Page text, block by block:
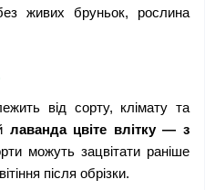
без живих бруньок, рослина
від сорту, клімату та
лаванда цвіте влітку — з
можуть зацвітати раніше
після обрізки.